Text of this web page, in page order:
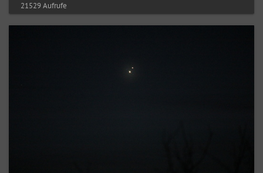
21529 Aufrufe